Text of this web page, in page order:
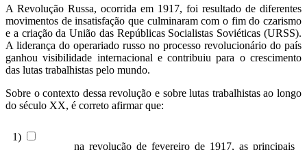
A Revolução Russa, ocorrida em 1917, foi resultado de diferentes
movimentos de insatisfação que culminaram com o fim do czarismo
e a criação da União das Repúblicas Socialistas Soviéticas (URSS).
A liderança do operariado russo no processo revolucionário do país
ganhou visibilidade internacional e contribuiu para o crescimento
das lutas trabalhistas pelo mundo.
Sobre o contexto dessa revolução e sobre lutas trabalhistas ao longo
do século XX, é correto afirmar que:
1)
na revolução de fevereiro de 1917, as principais